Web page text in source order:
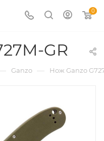
0
GR
Ganzo — Нож Ganzo